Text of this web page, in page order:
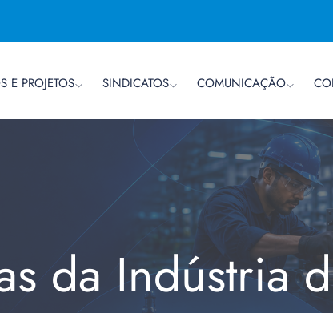
E PROJETOS SINDICATOS COMUNICAÇÃO
da Indústria